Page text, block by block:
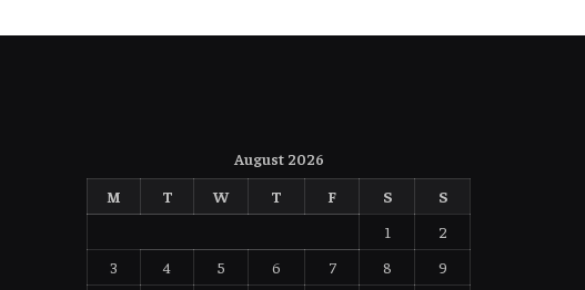
August 2026
M
T W T F S
S
1
2
3
4 5 6 7 8
9